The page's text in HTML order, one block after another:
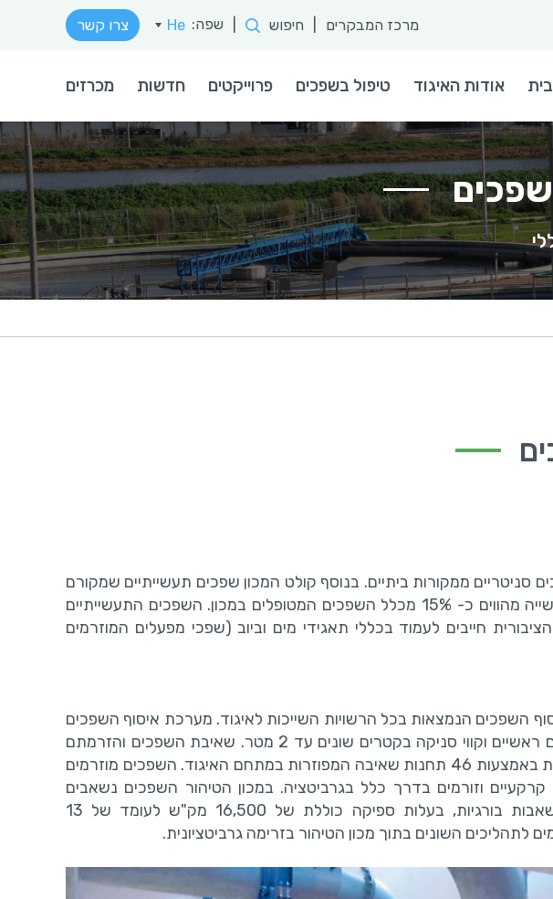
מרכז המבקרים חיפוש שפה: He
צרו קשר
אודות האיגוד טיפול בשפכים פרוייקטים חדשות מכרזים
סניטריים ממקורות ביתיים. בנוסף קולט המכון שפכים תעשייתיים שמקורם
במפעלים שבמרחב האיגוד. שפכי תעשייה מהווים כ- 15% מכלל השפכים המטופלים במכון. השפכים התעשייתיים
חייבים לעמוד בכללי תאגידי מים וביוב (שפכי מפעלים המוזרמים
השפכים הנמצאות בכל הרשויות השייכות לאיגוד. מערכת איסוף השפכים
כוללת כ- 100 ק"מ של צנרת מאספים ראשיים וקווי סניקה בקטרים שונים עד 2 מטר. שאיבת השפכים והזרמתם
לאתר מכון הטיהור במפרץ חיפה נעשית באמצעות 46 תחנות שאיבה המפוזרות במתחם האיגוד. השפכים מוזרמים
וזורמים בדרך כלל בגרביטציה. במכון הטיהור השפכים נשאבים
לתהליכי הטיפול באמצעות שלוש משאבות בורגיות, בעלות ספיקה כוללת של 16,500 מק"ש לעומד של 13
לתהליכים השונים בתוך מכון הטיהור בזרימה גרביטציונית.